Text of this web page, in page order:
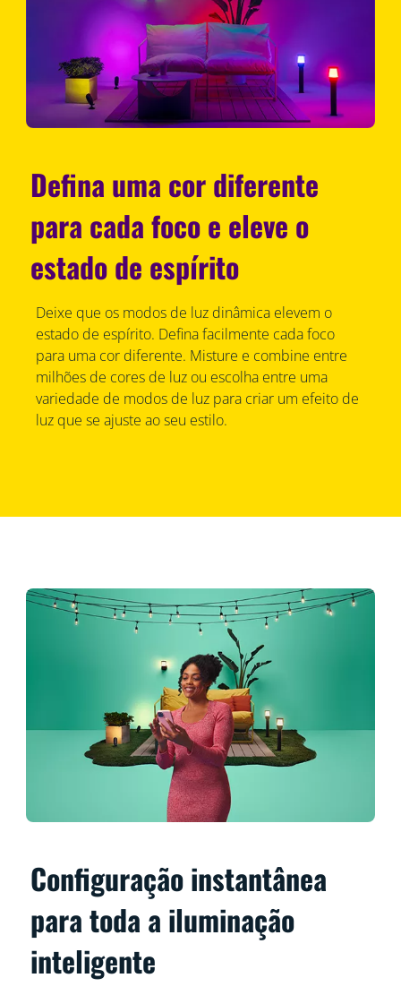
Defina uma cor diferente
para cada foco e eleve o
estado de espírito
Deixe que os modos de luz dinâmica elevem o
estado de espírito. Defina facilmente cada foco
para uma cor diferente. Misture e combine entre
milhões de cores de luz ou escolha entre uma
variedade de modos de luz para criar um efeito de
luz que se ajuste ao seu estilo.
Configuração instantânea
para toda a iluminação
inteligente